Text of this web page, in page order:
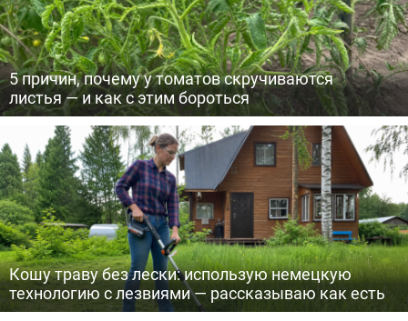
5 причин, почему у томатов скручиваются
листья — и как с этим бороться
Кошу траву без лески: использую немецкую
технологию с лезвиями — рассказываю как есть